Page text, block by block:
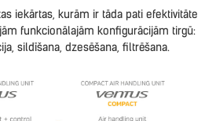
iekārtas, kurām ir tāda pati efektivitāte
funkcionālajām konfigurācijām tirgū:
sildīšana, dzesēšana, filtrēšana.